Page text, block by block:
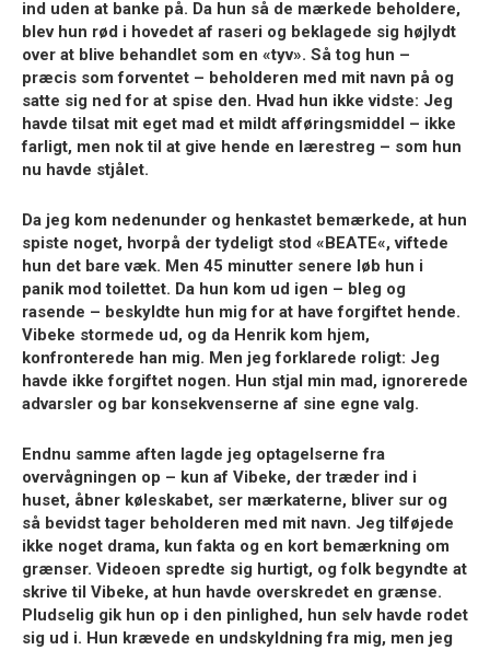
ind uden at banke på. Da hun så de mærkede beholdere,
blev hun rød i hovedet af raseri og beklagede sig højlydt
over at blive behandlet som en «tyv». Så tog hun –
præcis som forventet – beholderen med mit navn på og
satte sig ned for at spise den. Hvad hun ikke vidste: Jeg
havde tilsat mit eget mad et mildt afføringsmiddel – ikke
farligt, men nok til at give hende en lærestreg – som hun
nu havde stjålet.
Da jeg kom nedenunder og henkastet bemærkede, at hun
spiste noget, hvorpå der tydeligt stod «BEATE«, viftede
hun det bare væk. Men 45 minutter senere løb hun i
panik mod toilettet. Da hun kom ud igen – bleg og
rasende – beskyldte hun mig for at have forgiftet hende.
Vibeke stormede ud, og da Henrik kom hjem,
konfronterede han mig. Men jeg forklarede roligt: Jeg
havde ikke forgiftet nogen. Hun stjal min mad, ignorerede
advarsler og bar konsekvenserne af sine egne valg.
Endnu samme aften lagde jeg optagelserne fra
overvågningen op – kun af Vibeke, der træder ind i
huset, åbner køleskabet, ser mærkaterne, bliver sur og
så bevidst tager beholderen med mit navn. Jeg tilføjede
ikke noget drama, kun fakta og en kort bemærkning om
grænser. Videoen spredte sig hurtigt, og folk begyndte at
skrive til Vibeke, at hun havde overskredet en grænse.
Pludselig gik hun op i den pinlighed, hun selv havde rodet
sig ud i. Hun krævede en undskyldning fra mig, men jeg